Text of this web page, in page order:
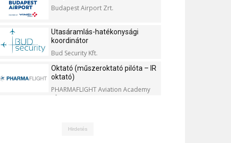
Budapest Airport Zrt.
Utasáramlás-hatékonysági
koordinátor
Bud Security Kft.
Oktató (műszeroktató pilóta – IR
oktató)
PHARMAFLIGHT Aviation Academy
Kft.
Hirdetés